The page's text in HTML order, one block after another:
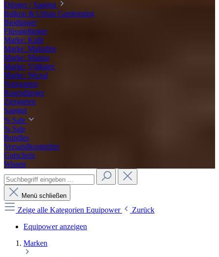
Dünger / Saatgut
Balkon & Urban Gardenning
Biodünger
Flüssigdünger
Marke: Kulti
Marke: Maltaflor
Marke: Manna
Marke: Vulkatec
Marke: Wuxal
Nutzgarten
Rasendünger
Ziergarten
Saatgut
% Sale
% Sale
Bundles
Versandkostenfrei
Gutschein
Wissen
Menü schließen
Zeige alle Kategorien Equipower
Zurück
Equipower anzeigen
Marken